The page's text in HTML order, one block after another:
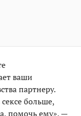
ваши
партнеру.
больше,
помочь ему», —